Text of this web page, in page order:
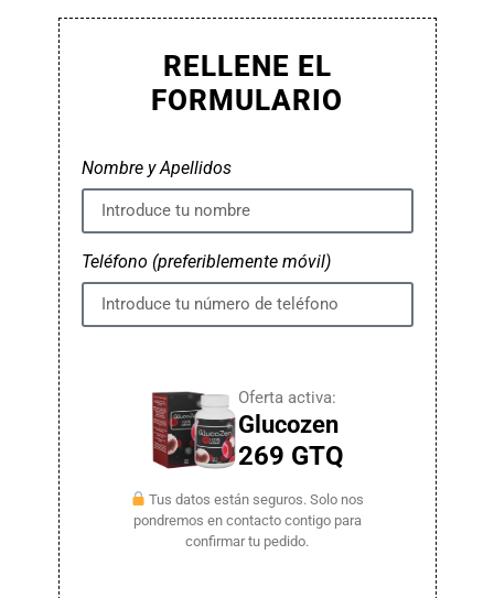
RELLENE EL
FORMULARIO
Nombre y Apellidos
Teléfono (preferiblemente móvil)
Oferta activa:
Glucozen
269 GTQ
Tus datos están seguros. Solo nos
pondremos en contacto contigo para
confirmar tu pedido.